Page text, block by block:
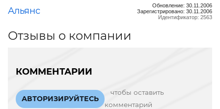
Альянс
Обновление: 30.11.2006
Зарегистрировано: 30.11.2006
Идентификатор: 2563
Отзывы о компании
КОММЕНТАРИИ
АВТОРИЗИРУЙТЕСЬ
чтобы оставить
комментарий